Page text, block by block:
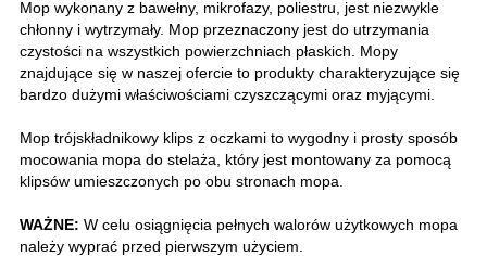
Mop wykonany z bawełny, mikrofazy, poliestru, jest niezwykle
chłonny i wytrzymały. Mop przeznaczony jest do utrzymania
czystości na wszystkich powierzchniach płaskich. Mopy
znajdujące się w naszej ofercie to produkty charakteryzujące się
bardzo dużymi właściwościami czyszczącymi oraz myjącymi.
Mop trójskładnikowy klips z oczkami to wygodny i prosty sposób
mocowania mopa do stelaża, który jest montowany za pomocą
klipsów umieszczonych po obu stronach mopa.
WAŻNE: W celu osiągnięcia pełnych walorów użytkowych mopa
należy wyprać przed pierwszym użyciem.